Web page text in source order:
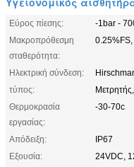
Εύρος πίεσης:
-1bar -
Μακροπρόθεσμη
σταθερότητα:
Ηλεκτρική σύνδεση:
τύπος:
Θερμοκρασία
εργασίας:
-30-70c
Απόδειξη:
IP67
Εξουσία:
24VDC,